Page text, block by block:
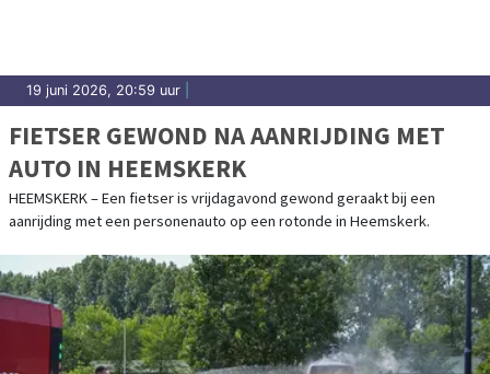
19 juni 2026, 20:59 uur
FIETSER GEWOND NA AANRIJDING MET
AUTO IN HEEMSKERK
HEEMSKERK – Een fietser is vrijdagavond gewond geraakt bij een
aanrijding met een personenauto op een rotonde in Heemskerk.